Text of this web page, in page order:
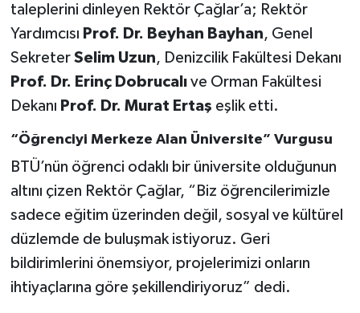
taleplerini dinleyen Rektör Çağlar’a; Rektör
Yardımcısı Prof. Dr. Beyhan Bayhan, Genel
Sekreter Selim Uzun, Denizcilik Fakültesi Dekanı
Prof. Dr. Erinç Dobrucalıve Orman Fakültesi
Dekanı Prof. Dr. Murat Ertaş eşlik etti.
“Öğrenciyi Merkeze Alan Üniversite” Vurgusu
BTÜ’nün öğrenci odaklı bir üniversite olduğunun
altını çizen Rektör Çağlar, “Biz öğrencilerimizle
sadece eğitim üzerinden değil, sosyal ve kültürel
düzlemde de buluşmak istiyoruz. Geri
bildirimlerini önemsiyor, projelerimizi onların
ihtiyaçlarına göre şekillendiriyoruz” dedi.